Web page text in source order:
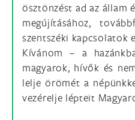
ösztönzést ad az állam
megújításához,
szentszéki kapcsolatok
Kívánom – a
magyarok, hívők és
lelje örömét a
vezérelje lépteit